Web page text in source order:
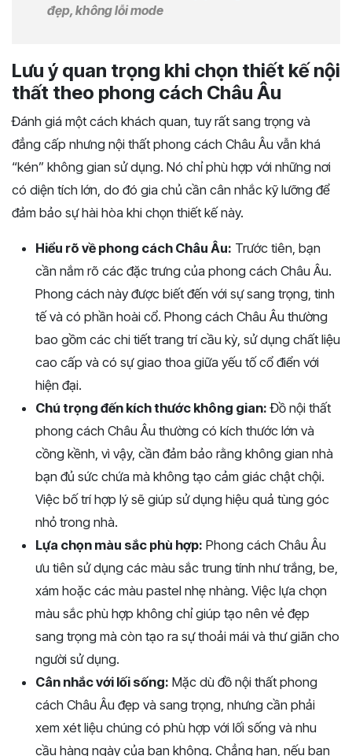
đẹp, không lỗi mode
Lưu ý quan trọng khi chọn thiết kế nội
thất theo phong cách Châu Âu
Đánh giá một cách khách quan, tuy rất sang trọng và
đẳng cấp nhưng nội thất phong cách Châu Âu vẫn khá
“kén” không gian sử dụng. Nó chỉ phù hợp với những nơi
có diện tích lớn, do đó gia chủ cần cân nhắc kỹ lưỡng để
đảm bảo sự hài hòa khi chọn thiết kế này.
Hiểu rõ về phong cách Châu Âu: Trước tiên, bạn
cần nắm rõ các đặc trưng của phong cách Châu Âu.
Phong cách này được biết đến với sự sang trọng, tinh
tế và có phần hoài cổ. Phong cách Châu Âu thường
bao gồm các chi tiết trang trí cầu kỳ, sử dụng chất liệu
cao cấp và có sự giao thoa giữa yếu tố cổ điển với
hiện đại.
Chú trọng đến kích thước không gian: Đồ nội thất
phong cách Châu Âu thường có kích thước lớn và
cồng kềnh, vì vậy, cần đảm bảo rằng không gian nhà
bạn đủ sức chứa mà không tạo cảm giác chật chội.
Việc bố trí hợp lý sẽ giúp sử dụng hiệu quả tùng góc
nhỏ trong nhà.
Lựa chọn màu sắc phù hợp: Phong cách Châu Âu
ưu tiên sử dụng các màu sắc trung tính như trắng, be,
xám hoặc các màu pastel nhẹ nhàng. Việc lựa chọn
màu sắc phù hợp không chỉ giúp tạo nên vẻ đẹp
sang trọng mà còn tạo ra sự thoải mái và thư giãn cho
người sử dụng.
Cân nhắc với lối sống: Mặc dù đồ nội thất phong
cách Châu Âu đẹp và sang trọng, nhưng cần phải
xem xét liệu chúng có phù hợp với lối sống và nhu
cầu hàng ngày của bạn không. Chẳng hạn, nếu bạn